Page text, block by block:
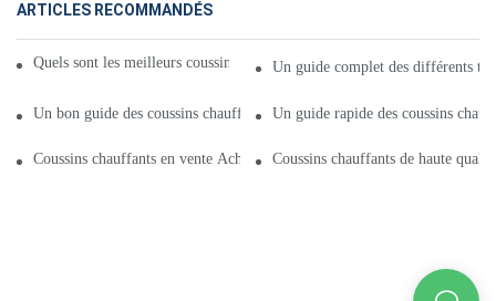
ARTICLES RECOMMANDÉS
Quels sont les meilleurs coussins chauffants en vente pour 2021 ?
Un guide complet des différents
Un bon guide des coussins chauffants en vente Comment choisir
Un guide rapide des coussins
Coussins chauffants en vente Achetez les meilleurs coussins chauffants
Coussins chauffants de haute